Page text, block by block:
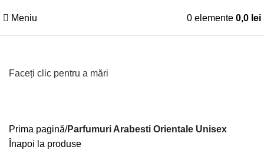
Meniu 0 elemente 0,0 lei
Faceți clic pentru a mări
Prima pagină Parfumuri Arabesti Orientale Unisex
Înapoi la produse